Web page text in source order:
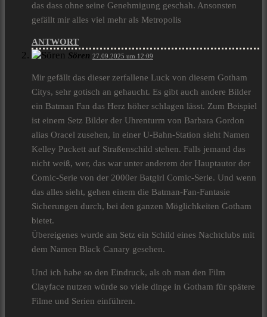
das dass ohne seine Genehmigung geschah. Ansonsten
gefällt mir alles viel mehr als Metropolis
ANTWORT
Sören 27.09.2025 um 12:09
Mir gefällt das dieser zerfallene Luck von diesem Gotham
Citys, sehr gotisch an gehaucht. Es gibt auch andere Bilder
ein Batman Fan das Herz höher schlagen lässt. Zum Beispiel
ist einem Setz Bilder der Uhrenturm von Barbara Gordon
alias Oracel zusehen, in einer U-Bahn-Station sieht Namen
Kelley Puckett auf Straßenschild stehen. Falls jemand das
nicht weiß, wer, das war unter anderem der Hauptautor der
Comic-Serie von der 2000er Batgirl Comic-Serie. Und wenn
das alles sieht, gehen einem die Batman-Fan-Fantasie
Sicherungen durch, bei den ganzen Möglichkeiten Gotham
bietet.
Übereigenes wurde am Setz ein Schild eines Nachtclubs mit
dem Namen Black Canary gesehen.
Und ich habe so den Eindruck, als ob man den Film
Clayface nutzen würde so viele dinge in Gotham für spätere
Filme und Serien einführen.